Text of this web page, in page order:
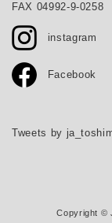
FAX 04992-9-0258
instagram
Facebook
Tweets by
Copyright ©